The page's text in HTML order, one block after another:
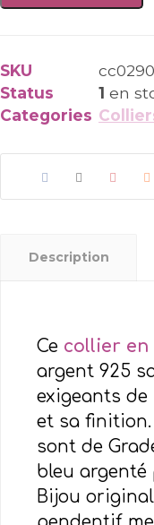
AAA
et
argent
SKU
cc0290
Status
1 en
Categories
Description
Ce collier en
argent 925
exigeants
et sa
sont de
bleu argenté
Bijou